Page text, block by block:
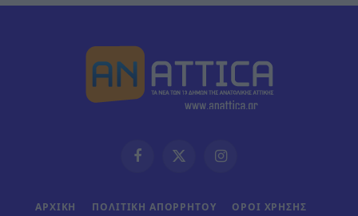
FacebookX
Instagram
ΑΡΧΙΚΗ ΠΟΛΙΤΙΚΗ ΑΠΟΡΡΗΤΟΥ ΟΡΟΙ ΧΡΗΣΗΣ